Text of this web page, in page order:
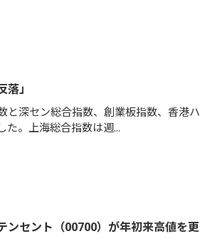
」
と深セン総合指数、創業板指数、香港ハ
た。上海総合指数は週...
ンセント（00700）が年初来高値を更